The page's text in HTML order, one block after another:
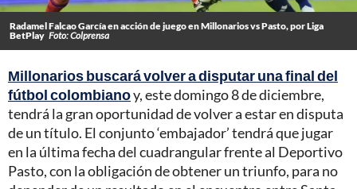
Radamel Falcao García en acción de juego en Millonarios vs Pasto, por Liga
BetPlay Foto: Colprensa
Millonarios buscará volver a disputar una final del
fútbol colombianoy, este domingo 8 de diciembre,
tendrá la gran oportunidad de volver a estar en disputa
de un título. El conjunto ‘embajador’ tendrá que jugar
en la última fecha del cuadrangular frente al Deportivo
Pasto, con la obligación de obtener un triunfo, para no